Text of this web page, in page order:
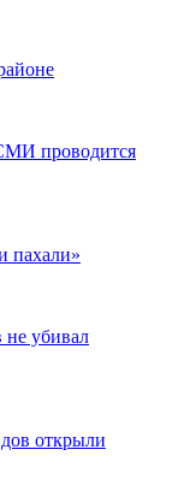
проводится
пахали»
не убивал
открыли